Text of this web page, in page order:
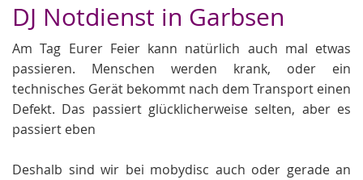
DJ Notdienst in Garbsen
Am Tag Eurer Feier kann natürlich auch mal etwas
passieren. Menschen werden krank, oder ein
technisches Gerät bekommt nach dem Transport einen
Defekt. Das passiert glücklicherweise selten, aber es
passiert eben
Deshalb sind wir bei mobydisc auch oder gerade an